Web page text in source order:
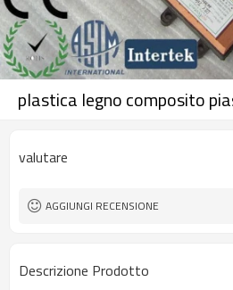
plastica legno composito
valutare
AGGIUNGI RECENSIONE
Descrizione Prodotto